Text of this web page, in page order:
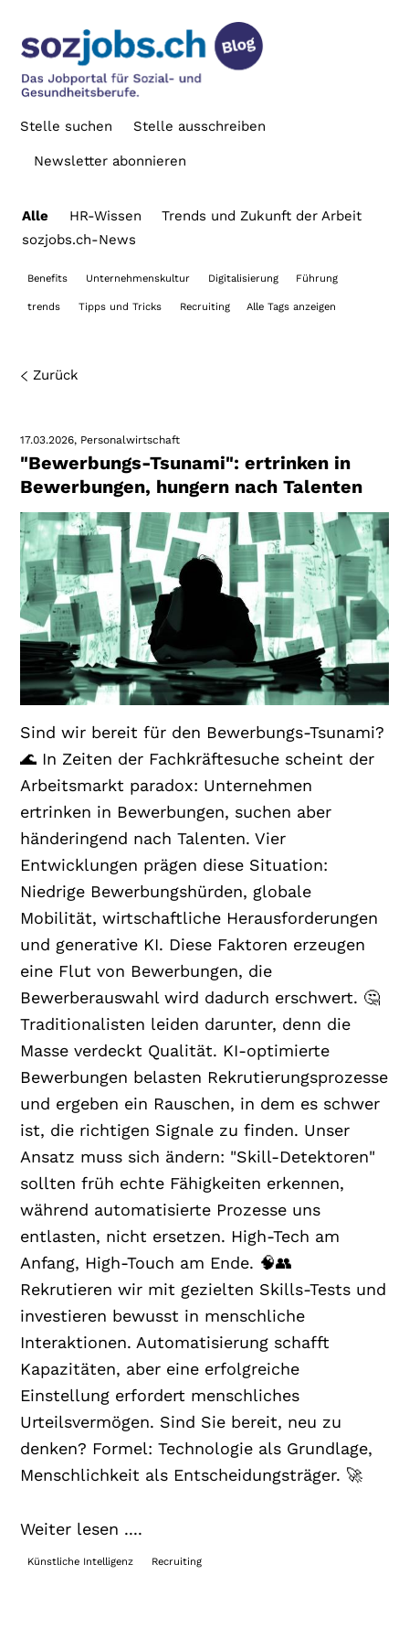
Stelle ausschreiben
Stelle suchen
Newsletter abonnieren
Alle HR-Wissen
Trends und Zukunft der Arbeit
sozjobs.ch-News
Benefits Unternehmenskultur Digitalisierung Führung
trends Tipps und Tricks Recruiting Alle Tags anzeigen
Zurück
17.03.2026 Personalwirtschaft
"Bewerbungs-Tsunami": ertrinken in
Bewerbungen, hungern nach Talenten
Sind wir bereit für den Bewerbungs-Tsunami?
🌊 In Zeiten der Fachkräftesuche scheint der
Arbeitsmarkt paradox: Unternehmen
ertrinken in Bewerbungen, suchen aber
händeringend nach Talenten. Vier
Entwicklungen prägen diese Situation:
Niedrige Bewerbungshürden, globale
Mobilität, wirtschaftliche Herausforderungen
und generative KI. Diese Faktoren erzeugen
eine Flut von Bewerbungen, die
Bewerberauswahl wird dadurch erschwert. 🤔
Traditionalisten leiden darunter, denn die
Masse verdeckt Qualität. KI-optimierte
Bewerbungen belasten Rekrutierungsprozesse
und ergeben ein Rauschen, in dem es schwer
ist, die richtigen Signale zu finden. Unser
Ansatz muss sich ändern: "Skill-Detektoren"
sollten früh echte Fähigkeiten erkennen,
während automatisierte Prozesse uns
entlasten, nicht ersetzen. High-Tech am
Anfang, High-Touch am Ende. 🧠👥
Rekrutieren wir mit gezielten Skills-Tests und
investieren bewusst in menschliche
Interaktionen. Automatisierung schafft
Kapazitäten, aber eine erfolgreiche
Einstellung erfordert menschliches
Urteilsvermögen. Sind Sie bereit, neu zu
denken? Formel: Technologie als Grundlage,
Menschlichkeit als Entscheidungsträger. 🚀
Weiter lesen ....
Künstliche Intelligenz Recruiting